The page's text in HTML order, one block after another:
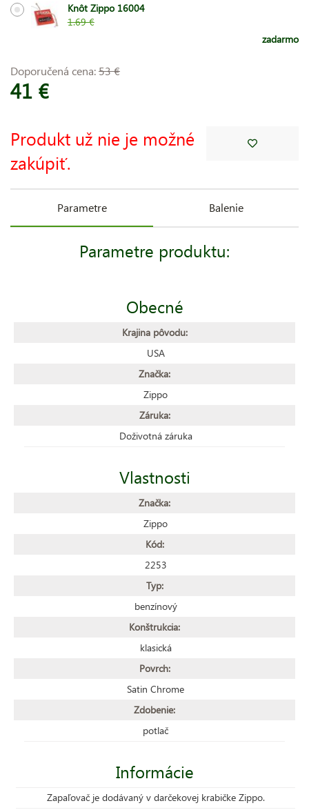
Knôt Zippo 16004
1.69 €
zadarmo
Doporučená cena:53 €
41 €
Produkt už nie je možné
zakúpiť.
Parametre Balenie
Parametre produktu:
Obecné
Krajina pôvodu:
USA
Značka:
Zippo
Záruka:
Doživotná záruka
Vlastnosti
Značka:
Zippo
Kód:
2253
Typ:
benzínový
Konštrukcia:
klasická
Povrch:
Satin Chrome
Zdobenie:
potlač
Informácie
Zapaľovač je dodávaný v darčekovej krabičke Zippo.